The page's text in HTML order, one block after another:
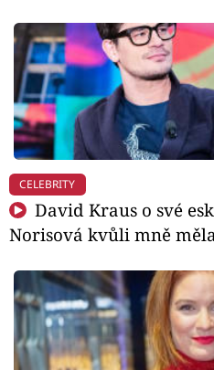
CELEBRITY
David Kraus o své
Norisová kvůli mně